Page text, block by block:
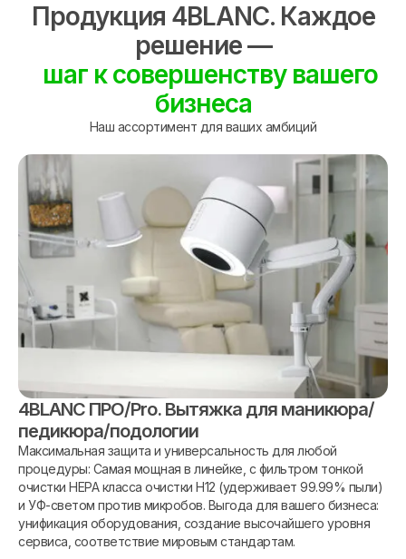
Продукция 4BLANC. Каждое
решение —
шаг к совершенству вашего
бизнеса
Наш ассортимент для ваших амбиций
4BLANC ПРО/Pro. Вытяжка для маникюра/
педикюра/подологии
Максимальная защита и универсальность для любой
процедуры: Самая мощная в линейке, с фильтром тонкой
очистки HEPA класса очистки H12 (удерживает 99.99% пыли)
и УФ-светом против микробов. Выгода для вашего бизнеса:
унификация оборудования, создание высочайшего уровня
сервиса, соответствие мировым стандартам.